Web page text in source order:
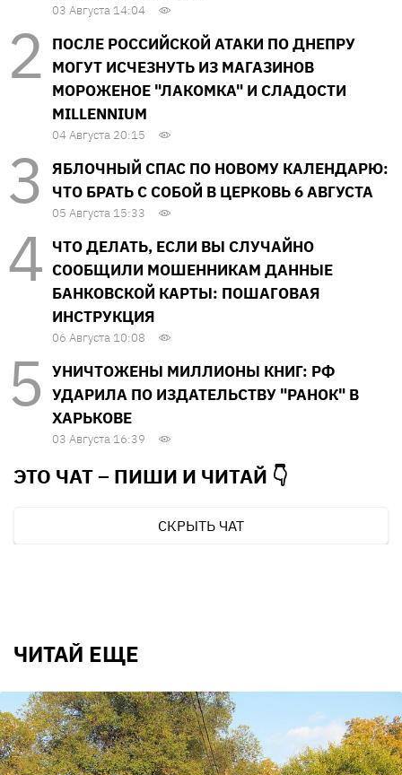
03 Августа 14:04
ПОСЛЕ РОССИЙСКОЙ АТАКИ ПО ДНЕПРУ
МОГУТ ИСЧЕЗНУТЬ ИЗ МАГАЗИНОВ
МОРОЖЕНОЕ "ЛАКОМКА" И СЛАДОСТИ
MILLENNIUM
04 Августа 20:15
ЯБЛОЧНЫЙ СПАС ПО НОВОМУ КАЛЕНДАРЮ:
ЧТО БРАТЬ С СОБОЙ В ЦЕРКОВЬ 6 АВГУСТА
05 Августа 15:33
ЧТО ДЕЛАТЬ, ЕСЛИ ВЫ СЛУЧАЙНО
СООБЩИЛИ МОШЕННИКАМ ДАННЫЕ
БАНКОВСКОЙ КАРТЫ: ПОШАГОВАЯ
ИНСТРУКЦИЯ
06 Августа 10:08
УНИЧТОЖЕНЫ МИЛЛИОНЫ КНИГ: РФ
УДАРИЛА ПО ИЗДАТЕЛЬСТВУ "РАНОК" В
ХАРЬКОВЕ
03 Августа 16:39
ЭТО ЧАТ – ПИШИ И ЧИТАЙ 👇
СКРЫТЬ ЧАТ
ЧИТАЙ ЕЩЕ